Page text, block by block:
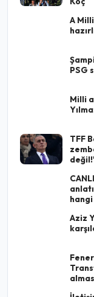
A
PSG
Milli
TFF
Aziz